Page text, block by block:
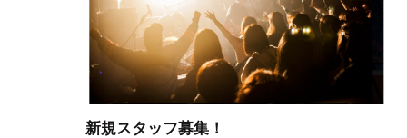
新規スタッフ募集！